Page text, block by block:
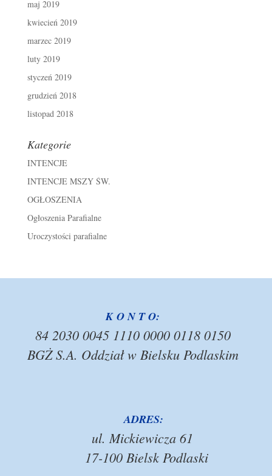
maj 2019
kwiecień 2019
marzec 2019
luty 2019
styczeń 2019
grudzień 2018
listopad 2018
Kategorie
INTENCJE
INTENCJE MSZY ŚW.
OGŁOSZENIA
Ogłoszenia Parafialne
Uroczystości parafialne
K O N T O:
84 2030 0045 1110 0000 0118 0150
BGŻ S.A. Oddział w Bielsku Podlaskim
ADRES:
ul. Mickiewicza 61
17-100 Bielsk Podlaski